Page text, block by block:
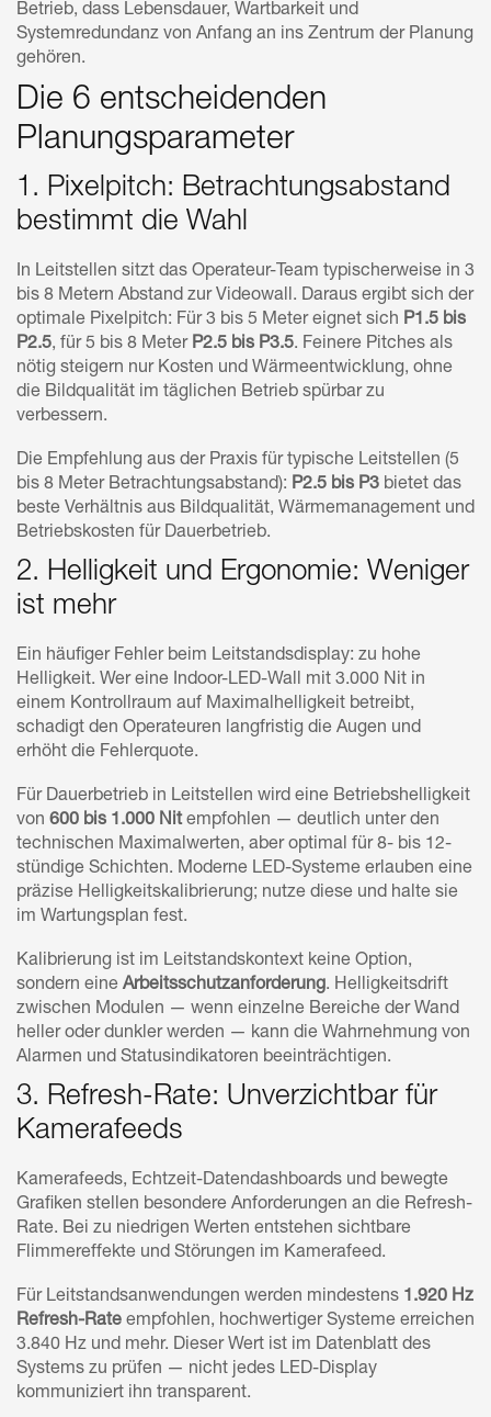
Betrieb, dass Lebensdauer, Wartbarkeit und
Systemredundanz von Anfang an ins Zentrum der Planung
gehören.
Die 6 entscheidenden
Planungsparameter
1. Pixelpitch: Betrachtungsabstand
bestimmt die Wahl
In Leitstellen sitzt das Operateur-Team typischerweise in 3
bis 8 Metern Abstand zur Videowall. Daraus ergibt sich der
optimale Pixelpitch: Für 3 bis 5 Meter eignet sich P1.5 bis
P2.5, für 5 bis 8 Meter P2.5 bis P3.5. Feinere Pitches als
nötig steigern nur Kosten und Wärmeentwicklung, ohne
die Bildqualität im täglichen Betrieb spürbar zu
verbessern.
Die Empfehlung aus der Praxis für typische Leitstellen (5
bis 8 Meter Betrachtungsabstand): P2.5 bis P3 bietet das
beste Verhältnis aus Bildqualität, Wärmemanagement und
Betriebskosten für Dauerbetrieb.
2. Helligkeit und Ergonomie: Weniger
ist mehr
Ein häufiger Fehler beim Leitstandsdisplay: zu hohe
Helligkeit. Wer eine Indoor-LED-Wall mit 3.000 Nit in
einem Kontrollraum auf Maximalhelligkeit betreibt,
schadigt den Operateuren langfristig die Augen und
erhöht die Fehlerquote.
Für Dauerbetrieb in Leitstellen wird eine Betriebshelligkeit
von 600 bis 1.000 Nitempfohlen — deutlich unter den
technischen Maximalwerten, aber optimal für 8- bis 12-
stündige Schichten. Moderne LED-Systeme erlauben eine
präzise Helligkeitskalibrierung; nutze diese und halte sie
im Wartungsplan fest.
Kalibrierung ist im Leitstandskontext keine Option,
sondern eine Arbeitsschutzanforderung. Helligkeitsdrift
zwischen Modulen — wenn einzelne Bereiche der Wand
heller oder dunkler werden — kann die Wahrnehmung von
Alarmen und Statusindikatoren beeinträchtigen.
3. Refresh-Rate: Unverzichtbar für
Kamerafeeds
Kamerafeeds, Echtzeit-Datendashboards und bewegte
Grafiken stellen besondere Anforderungen an die Refresh-
Rate. Bei zu niedrigen Werten entstehen sichtbare
Flimmereffekte und Störungen im Kamerafeed.
Für Leitstandsanwendungen werden mindestens 1.920 Hz
Refresh-Rate empfohlen, hochwertiger Systeme erreichen
3.840 Hz und mehr. Dieser Wert ist im Datenblatt des
Systems zu prüfen — nicht jedes LED-Display
kommuniziert ihn transparent.